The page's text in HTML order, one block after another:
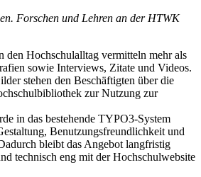
Forschen und Lehren an der HTWK
den Hochschulalltag vermitteln mehr als
sowie Interviews, Zitate und Videos.
stehen den Beschäftigten über die
zur Nutzung zur
in das bestehende TYPO3-System
Benutzungsfreundlichkeit und
bleibt das Angebot langfristig
technisch eng mit der Hochschulwebsite